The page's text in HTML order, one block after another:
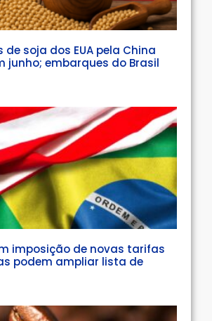
soja dos EUA pela China
junho; embarques do Brasil
imposição de novas tarifas
podem ampliar lista de